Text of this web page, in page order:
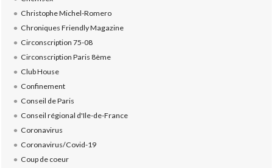
Christophe Michel-Romero
Chroniques Friendly Magazine
Circonscription 75-08
Circonscription Paris 8ème
Club House
Confinement
Conseil de Paris
Conseil régional d'Ile-de-France
Coronavirus
Coronavirus/Covid-19
Coup de coeur